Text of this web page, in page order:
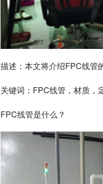
描述：本文将介绍FPC线管
关键词：FPC线管，材质，
FPC线管是什么？